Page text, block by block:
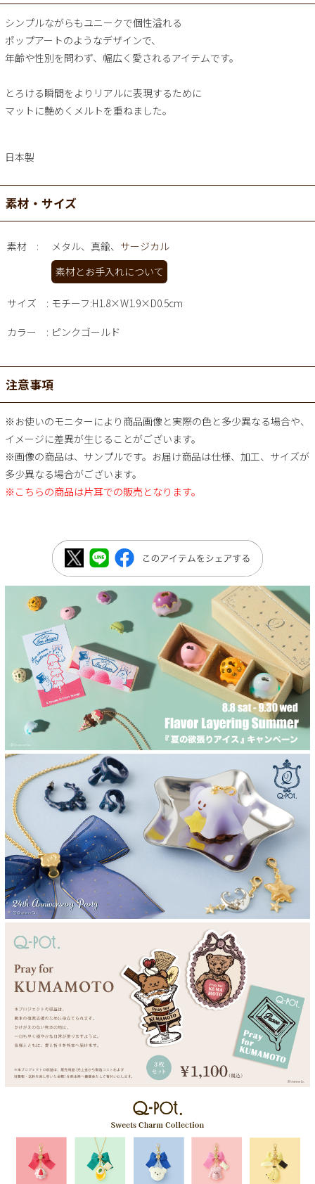
シンプルながらもユニークで個性溢れる
ポップアートのようなデザインで、
年齢や性別を問わず、幅広く愛されるアイテムです。
とろける瞬間をよりリアルに表現するために
マットに艶めくメルトを重ねました。
日本製
素材・サイズ
素材 メタル、真鍮、 サージカル
素材とお手入れについて
サイズ モチーフ:H1.8×W1.9×D0.5cm
カラー ピンクゴールド
注意事項
※お使いのモニターにより商品画像と実際の色と多少異なる場合や、
イメージに差異が生じることがございます。
※画像の商品は、サンプルです。お届け商品は仕様、加工、サイズが
多少異なる場合がございます。
※こちらの商品は片耳での販売となります。